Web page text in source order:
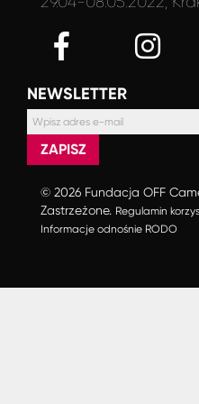
NEWSLETTER
ZAPISZ
© 2026 Fundacja OFF
Zastrzeżone. Regulamin
Informacje odnośnie RODO